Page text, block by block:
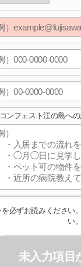
コンフェスト江の島へ
を必ずお読みください
い。
未入力項目